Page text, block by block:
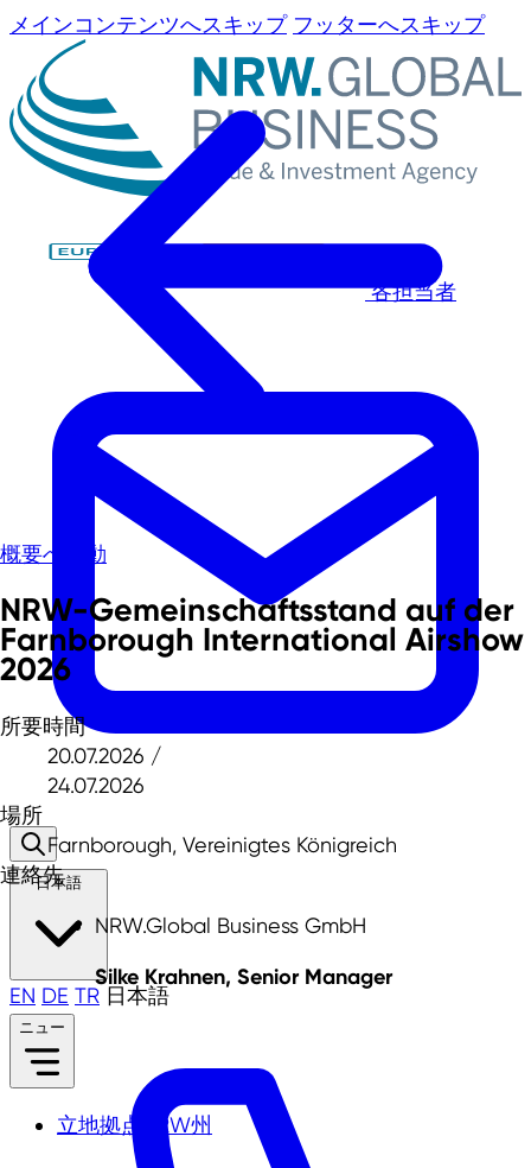
メインコンテンツへスキップ フッターへスキップ
各担当者
日本語
EN DE TR 日本語
ニュー
立地拠点NRW州
概要へ移動
NRW-Gemeinschaftsstand auf der
Farnborough International Airshow
2026
所要時間
20.07.2026 /
24.07.2026
場所
Farnborough, Vereinigtes Königreich
連絡先
NRW.Global Business GmbH
Silke Krahnen, Senior Manager